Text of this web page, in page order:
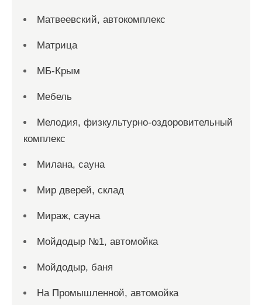
Матвеевский, автокомплекс
Матрица
МБ-Крым
Мебель
Мелодия, физкультурно-оздоровительный
комплекс
Милана, сауна
Мир дверей, склад
Мираж, сауна
Мойдодыр №1, автомойка
Мойдодыр, баня
На Промышленной, автомойка